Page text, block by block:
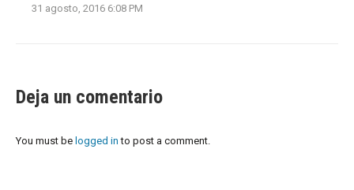
31 agosto, 2016 6:08 PM
Deja un comentario
You must be logged in to post a comment.